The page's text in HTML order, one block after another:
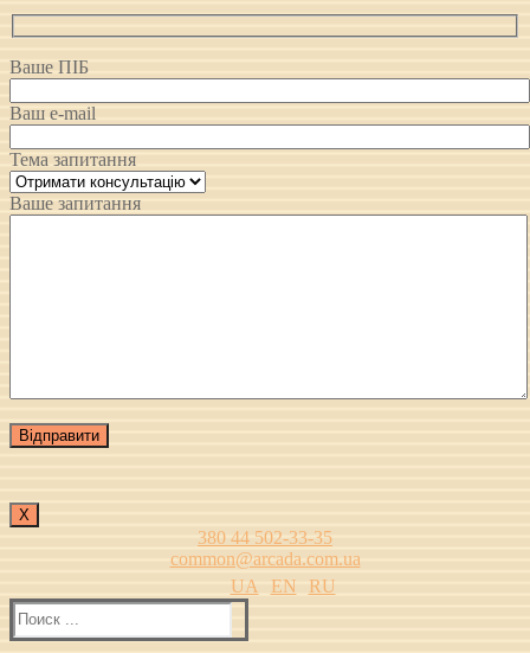
Ваше ПІБ
Ваш e-mail
Тема запитання
Ваше запитання
Х
380 44 502-33-35
common@arcada.com.ua
UA
EN
RU
Найти: